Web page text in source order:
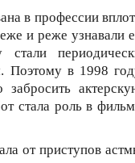
в профессии
и реже узнавали
Поэтому в 1998
стала роль в
от приступов